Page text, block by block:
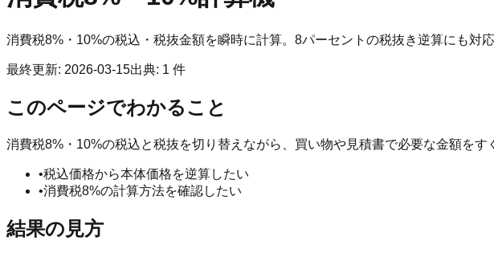
消費税8%・10%の税込・税抜金額を瞬時に計算。8パーセントの税抜き逆算にも対応
最終更新: 2026-03-15出典: 1 件
このページでわかること
消費税8%・10%の税込と税抜を切り替えながら、買い物や見積書で必要な金額をす
•税込価格から本体価格を逆算したい
•消費税8%の計算方法を確認したい
結果の見方